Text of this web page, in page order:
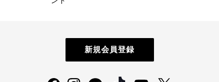
新規会員登録